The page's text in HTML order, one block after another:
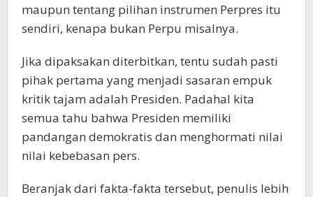
maupun tentang pilihan instrumen Perpres itu
sendiri, kenapa bukan Perpu misalnya.
Jika dipaksakan diterbitkan, tentu sudah pasti
pihak pertama yang menjadi sasaran empuk
kritik tajam adalah Presiden. Padahal kita
semua tahu bahwa Presiden memiliki
pandangan demokratis dan menghormati nilai
nilai kebebasan pers.
Beranjak dari fakta-fakta tersebut, penulis lebih